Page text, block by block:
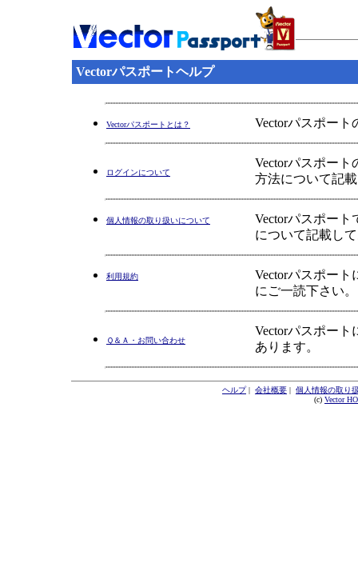
Vectorパスポートヘルプ
Vectorパスポートとは？ Vectorパスポー
ログインについて
Vectorパスポー
方法について記
個人情報の取り扱いについて
Vectorパスポー
について記載し
利用規約
Vectorパスポー
にご一読下さい。
Ｑ＆Ａ・お問い合わせ
Vectorパスポー
あります。
ヘルプ| 会社概要 | 個人情報の取り
(c) Vector